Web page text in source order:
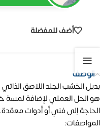
أضف للمفضلة
الوصف
بديل الخشب الجلد اللاصق الذاتي
هو الحل العملي لإضافة لمسة
الحاجة إلى فني أو أدوات معقدة.
المواصفات: